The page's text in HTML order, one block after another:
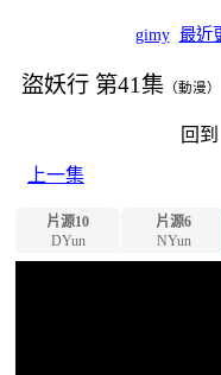
gimy 最近
盜妖行 第41集 （動漫）
回
上一集
片源10
DYun
片源6
NYun